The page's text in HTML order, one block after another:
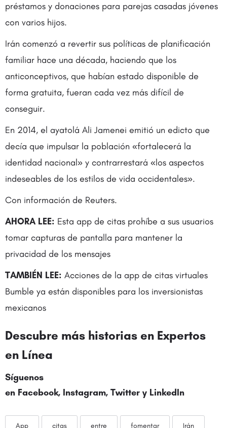
préstamos y donaciones para parejas casadas jóvenes
con varios hijos.
Irán comenzó a revertir sus políticas de planificación
familiar hace una década, haciendo que los
anticonceptivos, que habían estado disponible de
forma gratuita, fueran cada vez más difícil de
conseguir.
En 2014, el ayatolá Ali Jamenei emitió un edicto que
decía que impulsar la población «fortalecerá la
identidad nacional» y contrarrestará «los aspectos
indeseables de los estilos de vida occidentales».
Con información de Reuters.
AHORA LEE: Esta app de citas prohíbe a sus usuarios
tomar capturas de pantalla para mantener la
privacidad de los mensajes
TAMBIÉN LEE: Acciones de la app de citas virtuales
Bumble ya están disponibles para los inversionistas
mexicanos
Descubre más historias en Expertos
en Línea
Síguenos
en Facebook, Instagram, Twitter y LinkedIn
App citas entre fomentar Irán